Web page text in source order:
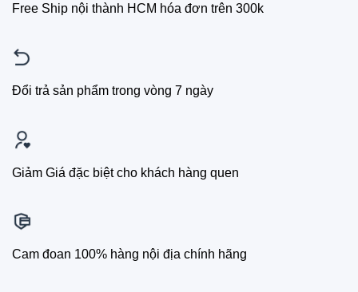
Free Ship nội thành HCM hóa đơn trên 300k
Đổi trả sản phẩm trong vòng 7 ngày
Giảm Giá đặc biệt cho khách hàng quen
Cam đoan 100% hàng nội địa chính hãng